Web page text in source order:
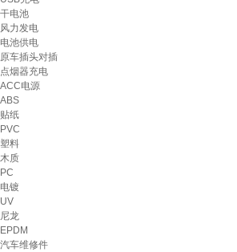
干电池
风力发电
电池供电
原车插头对插
点烟器充电
ACC电源
ABS
贴纸
PVC
塑料
木质
PC
电镀
UV
尼龙
EPDM
汽车维修件